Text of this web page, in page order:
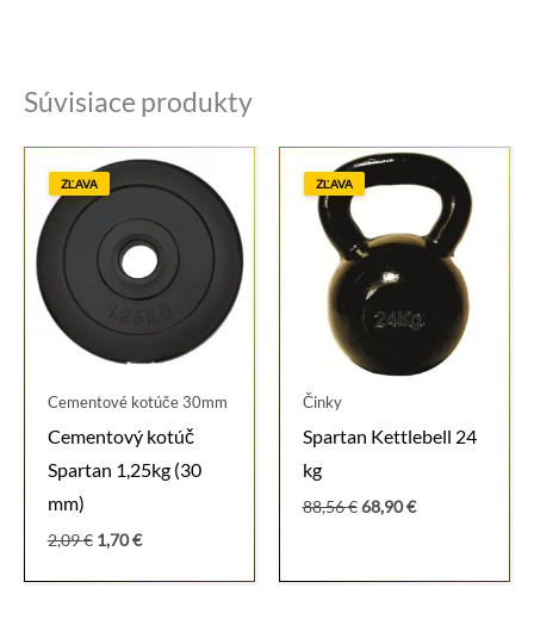
Súvisiace produkty
ZĽAVA
Cementové kotúče 30mm
Cementový kotúč
Spartan 1,25kg (30
mm)
2,09€ Pôvodná
bola:
1,70€Aktuálna
je:
ZĽAVA
Činky
Spartan Kettlebell 24
kg
88,56€ Pôvodná
68,90€Aktuálna